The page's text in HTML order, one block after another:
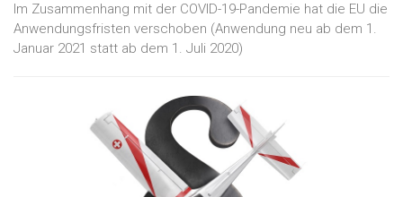
Im Zusammenhang mit der COVID-19-Pandemie hat die EU die
Anwendungsfristen verschoben (Anwendung neu ab dem 1.
Januar 2021 statt ab dem 1. Juli 2020)